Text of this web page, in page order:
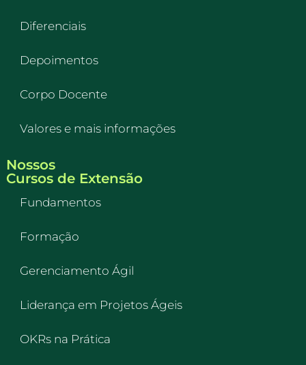
Diferenciais
Depoimentos
Corpo Docente
Valores e mais informações
Nossos
Cursos de Extensão
Fundamentos
Formação
Gerenciamento Ágil
Liderança em Projetos Ágeis
OKRs na Prática